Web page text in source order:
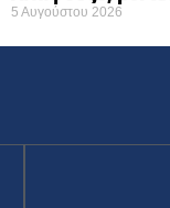
5 Αυγούστου 2026